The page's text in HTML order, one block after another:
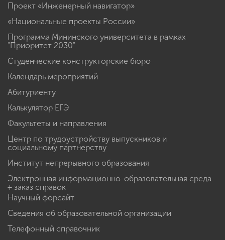
Проект «Инженерный навигатор»
«Национальные проекты России»
Программа Мининского университета в рамках
"Приоритет 2030"
Студенческие конструкторские бюро
Календарь мероприятий
Абитуриенту
Калькулятор ЕГЭ
Факультеты и направления
Центр по трудоустройству выпускников и
социальному партнерству
Институт непрерывного образования
Электронная информационно-образовательная среда
+ заказ справок
Научный форсайт
Сведения об образовательной организации
Телефонный справочник